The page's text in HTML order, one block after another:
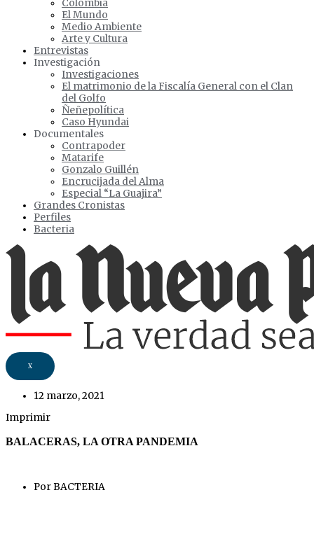
Colombia
El Mundo
Medio Ambiente
Arte y Cultura
Entrevistas
Investigación
Investigaciones
El matrimonio de la Fiscalía General con el Clan
del Golfo
Ñeñepolítica
Caso Hyundai
Documentales
Contrapoder
Matarife
Gonzalo Guillén
Encrucijada del Alma
Especial “La Guajira”
Grandes Cronistas
Perfiles
Bacteria
X
12 marzo, 2021
Imprimir
BALACERAS, LA OTRA PANDEMIA
Por BACTERIA